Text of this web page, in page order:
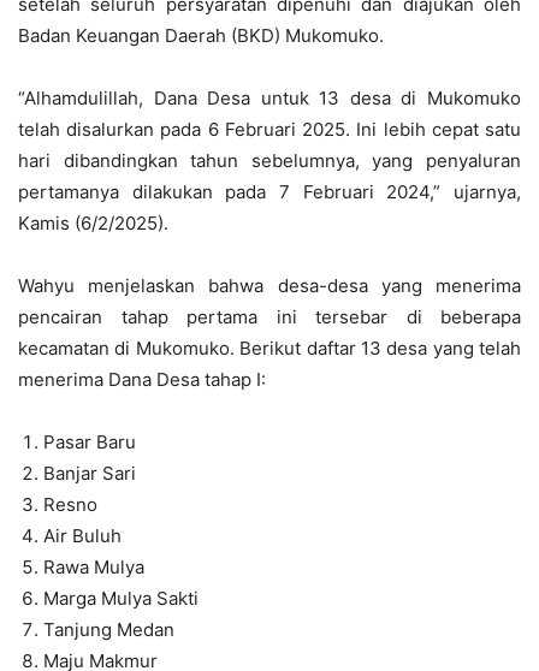
setelah seluruh persyaratan dipenuhi dan diajukan oleh
Badan Keuangan Daerah (BKD) Mukomuko.
“Alhamdulillah, Dana Desa untuk 13 desa di Mukomuko
telah disalurkan pada 6 Februari 2025. Ini lebih cepat satu
hari dibandingkan tahun sebelumnya, yang penyaluran
pertamanya dilakukan pada 7 Februari 2024,” ujarnya,
Kamis (6/2/2025).
Wahyu menjelaskan bahwa desa-desa yang menerima
pencairan tahap pertama ini tersebar di beberapa
kecamatan di Mukomuko. Berikut daftar 13 desa yang telah
menerima Dana Desa tahap I:
Pasar Baru
Banjar Sari
Resno
Air Buluh
Rawa Mulya
Marga Mulya Sakti
Tanjung Medan
Maju Makmur